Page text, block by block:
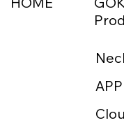
Medtech Co.,
」の台湾販売
APP